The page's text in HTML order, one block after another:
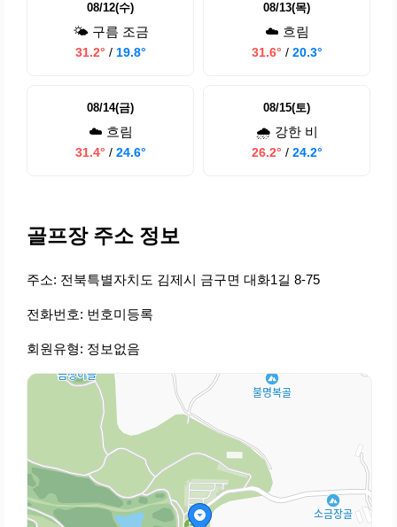
08/12(수)
🌤️ 구름 조금
31.2° / 19.8°
08/13(목)
☁️ 흐림
31.6° / 20.3°
08/14(금)
☁️ 흐림
31.4° / 24.6°
08/15(토)
🌧️ 강한 비
26.2° / 24.2°
골프장 주소 정보
주소: 전북특별자치도 김제시 금구면 대화1길 8-75
전화번호: 번호미등록
회원유형: 정보없음